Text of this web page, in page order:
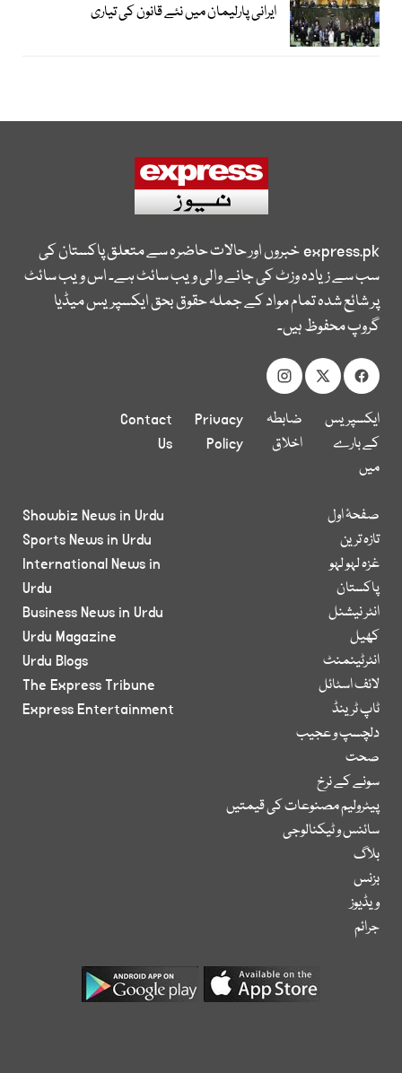
ایرانی پارلیمان میں نئے قانون کی تیاری
express.pkخبروں اور حالات حاضرہ سے متعلق پاکستان کی
سب سے زیادہ وزٹ کی جانے والی ویب سائٹ ہے۔ اس ویب سائٹ
پر شائع شدہ تمام مواد کے جملہ حقوق بحق ایکسپریس میڈیا
گروپ محفوظ ہیں۔
ایکسپریس
کے بارے
میں
ضابطہ
اخلاق
Privacy
Policy
Contact
Us
صفحۂ اول
تازہ ترین
غزہ لہو لہو
پاکستان
انٹر نیشنل
کھیل
انٹرٹینمنٹ
لائف اسٹائل
ٹاپ ٹرینڈ
دلچسپ و عجیب
صحت
سونے کے نرخ
پیٹرولیم مصنوعات کی قیمتیں
سائنس و ٹیکنالوجی
بلاگ
بزنس
ویڈیوز
جرائم
Showbiz News in Urdu
Sports News in Urdu
International News in
Urdu
Business News in Urdu
Urdu Magazine
Urdu Blogs
The Express Tribune
Express Entertainment